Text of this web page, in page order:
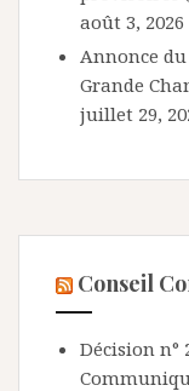
août 3, 2026
Annonce
Grande
juillet 29,
Conseil
Décision n°